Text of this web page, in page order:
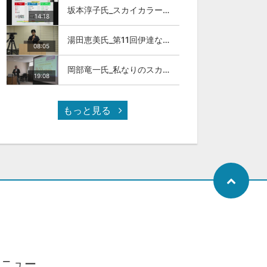
14:18
坂本淳子氏_スカイカラー人材とは
08:05
湯田恵美氏_第11回伊達な大学院セミナー
19:08
岡部竜一氏_私なりのスカイカラ―人材
もっと見る
ニュー